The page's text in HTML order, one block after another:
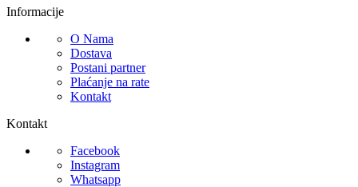
Informacije
O Nama
Dostava
Postani partner
Plaćanje na rate
Kontakt
Kontakt
Facebook
Instagram
Whatsapp